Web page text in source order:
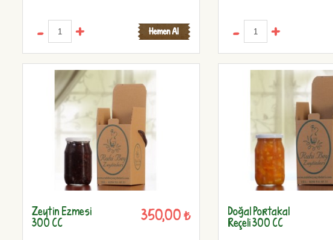
- + - +
Zeytin Ezmesi
300 CC 350,00 ₺ Doğal Portakal
Reçeli 300 CC